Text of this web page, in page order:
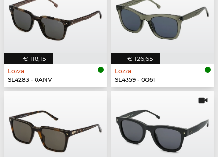
€ 118,15
Lozza
SL4283 - 0ANV
€ 126,65
Lozza
SL4359 - 0G61